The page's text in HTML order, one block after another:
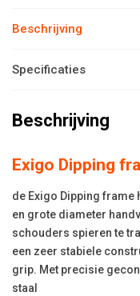
Beschrijving
Specificaties
Beschrijving
Exigo Dipping
de Exigo Dipping frame
en grote diameter
schouders spieren te
een zeer stabiele
grip. Met precisie
staal